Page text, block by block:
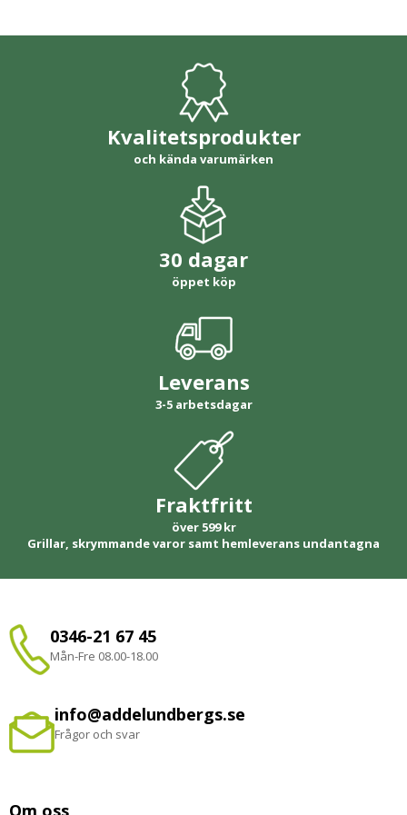
Kvalitetsprodukter
och kända varumärken
30 dagar
öppet köp
Leverans
3-5 arbetsdagar
Fraktfritt
över 599 kr
Grillar, skrymmande varor samt hemleverans undantagna
0346-21 67 45
Mån-Fre 08.00-18.00
info@addelundbergs.se
Frågor och svar